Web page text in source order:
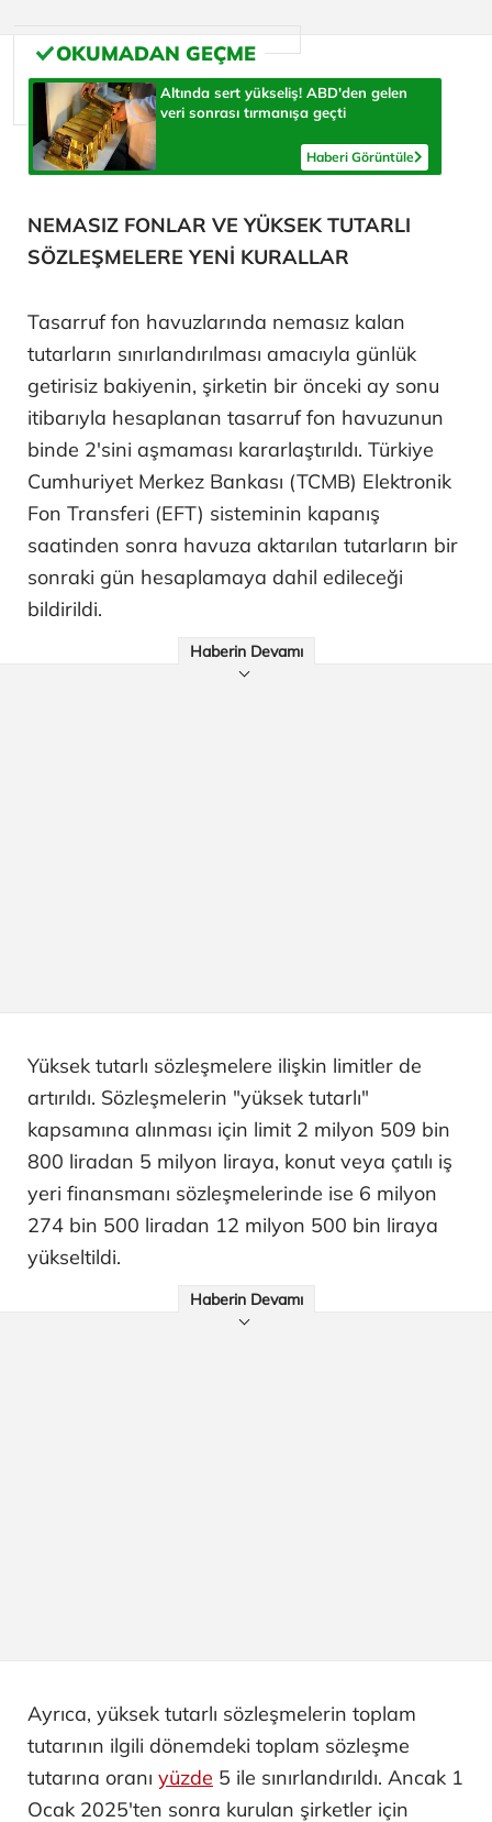
Altında sert yükseliş! ABD'den gelen
veri sonrası tırmanışa geçti
Haberi Görüntüle
NEMASIZ FONLAR VE YÜKSEK TUTARLI
SÖZLEŞMELERE YENİ KURALLAR
Tasarruf fon havuzlarında nemasız kalan
tutarların sınırlandırılması amacıyla günlük
getirisiz bakiyenin, şirketin bir önceki ay sonu
itibarıyla hesaplanan tasarruf fon havuzunun
binde 2'sini aşmaması kararlaştırıldı. Türkiye
Cumhuriyet Merkez Bankası (TCMB) Elektronik
Fon Transferi (EFT) sisteminin kapanış
saatinden sonra havuza aktarılan tutarların bir
sonraki gün hesaplamaya dahil edileceği
bildirildi.
Haberin Devamı
Yüksek tutarlı sözleşmelere ilişkin limitler de
artırıldı. Sözleşmelerin "yüksek tutarlı"
kapsamına alınması için limit 2 milyon 509 bin
800 liradan 5 milyon liraya, konut veya çatılı iş
yeri finansmanı sözleşmelerinde ise 6 milyon
274 bin 500 liradan 12 milyon 500 bin liraya
yükseltildi.
Haberin Devamı
Ayrıca, yüksek tutarlı sözleşmelerin toplam
tutarının ilgili dönemdeki toplam sözleşme
tutarına oranı yüzde 5 ile sınırlandırıldı. Ancak 1
Ocak 2025'ten sonra kurulan şirketler için